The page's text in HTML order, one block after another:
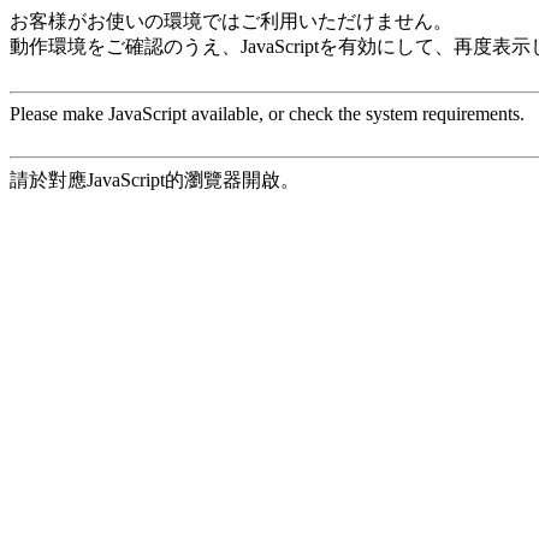
お客様がお使いの環境ではご利用いただけません。
動作環境をご確認のうえ、JavaScriptを有効にして、再度表示
Please make JavaScript available, or check the system requirements.
請於對應JavaScript的瀏覽器開啟。